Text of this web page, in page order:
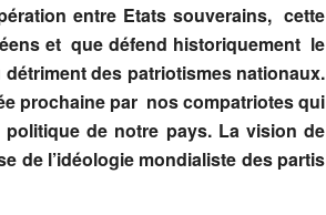
entre Etats souverains, cette
et que défend historiquement le
des patriotismes nationaux.
prochaine par nos compatriotes qui
de notre pays. La vision de
de l’idéologie mondialiste des partis